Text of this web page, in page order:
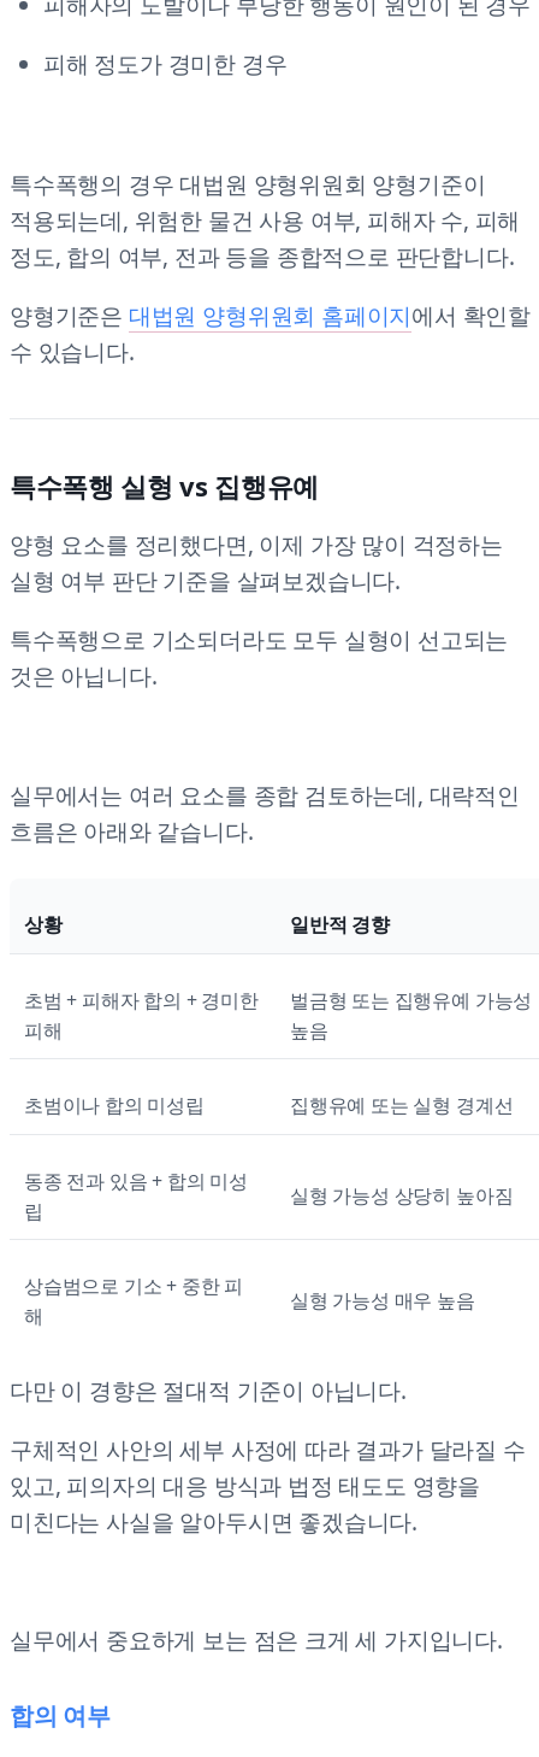
피해 정도가 경미한 경우
특수폭행의 경우 대법원 양형위원회 양형기준이
적용되는데, 위험한 물건 사용 여부, 피해자 수, 피해
정도, 합의 여부, 전과 등을 종합적으로 판단합니다.
양형기준은 대법원 양형위원회 홈페이지에서 확인할
수 있습니다.
특수폭행 실형 vs 집행유예
양형 요소를 정리했다면, 이제 가장 많이 걱정하는
실형 여부 판단 기준을 살펴보겠습니다.
특수폭행으로 기소되더라도 모두 실형이 선고되는
것은 아닙니다.
실무에서는 여러 요소를 종합 검토하는데, 대략적인
흐름은 아래와 같습니다.
상황 일반적 경향
초범 + 피해자 합의 + 경미한
피해
벌금형 또는 집행유예 가능성
높음
초범이나 합의 미성립 집행유예 또는 실형 경계선
동종 전과 있음 + 합의 미성
립
실형 가능성 상당히 높아짐
상습범으로 기소 + 중한 피
해
실형 가능성 매우 높음
다만 이 경향은 절대적 기준이 아닙니다.
구체적인 사안의 세부 사정에 따라 결과가 달라질 수
있고, 피의자의 대응 방식과 법정 태도도 영향을
미친다는 사실을 알아두시면 좋겠습니다.
실무에서 중요하게 보는 점은 크게 세 가지입니다.
합의 여부